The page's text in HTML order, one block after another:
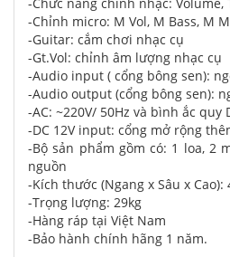
-Chức năng chỉnh nhạc: Volume,
-Chỉnh micro: M Vol, M Bass, M
-Guitar: cắm chơi nhạc cụ
-Gt.Vol: chỉnh âm lượng nhạc cụ
-Audio input ( cổng bông sen):
-Audio output (cổng bông sen):
-AC: ~220V/ 50Hz và bình ắc quy
-DC 12V input: cổng mở rộng
-Bộ sản phẩm gồm có: 1 loa, 2
nguồn
-Kích thước (Ngang x Sâu x Cao):
-Trọng lượng: 29kg
-Hàng ráp tại Việt Nam
-Bảo hành chính hãng 1 năm.